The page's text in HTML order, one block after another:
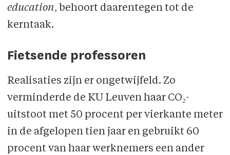
education, behoort daarentegen tot de
kerntaak.
Fietsende professoren
Realisaties zijn er ongetwijfeld. Zo
verminderde de KU Leuven haar CO₂-
uitstoot met 50 procent per vierkante meter
in de afgelopen tien jaar en gebruikt 60
procent van haar werknemers een ander